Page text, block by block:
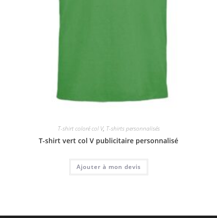
T-shirt coloré col V, T-shirts personnalisés
T-shirt vert col V publicitaire personnalisé
Ajouter à mon devis